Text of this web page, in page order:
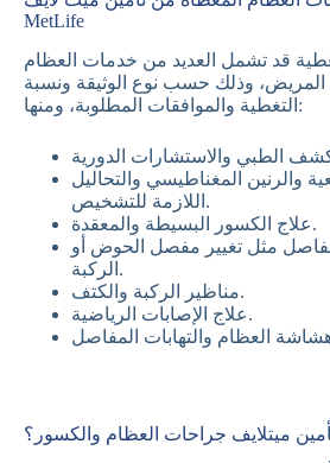
MetLife
قد تشمل العديد من خدمات العظام
المريض، وذلك حسب نوع الوثيقة ونسبة
التغطية والموافقات المطلوبة، ومنها:
والرنين المغناطيسي والتحاليل
اللازمة للتشخيص.
علاج الكسور البسيطة والمعقدة.
مثل تغيير مفصل الحوض أو
الركبة.
مناظير الركبة والكتف.
علاج الإصابات الرياضية.
ميتلايف جراحات العظام والكسور؟